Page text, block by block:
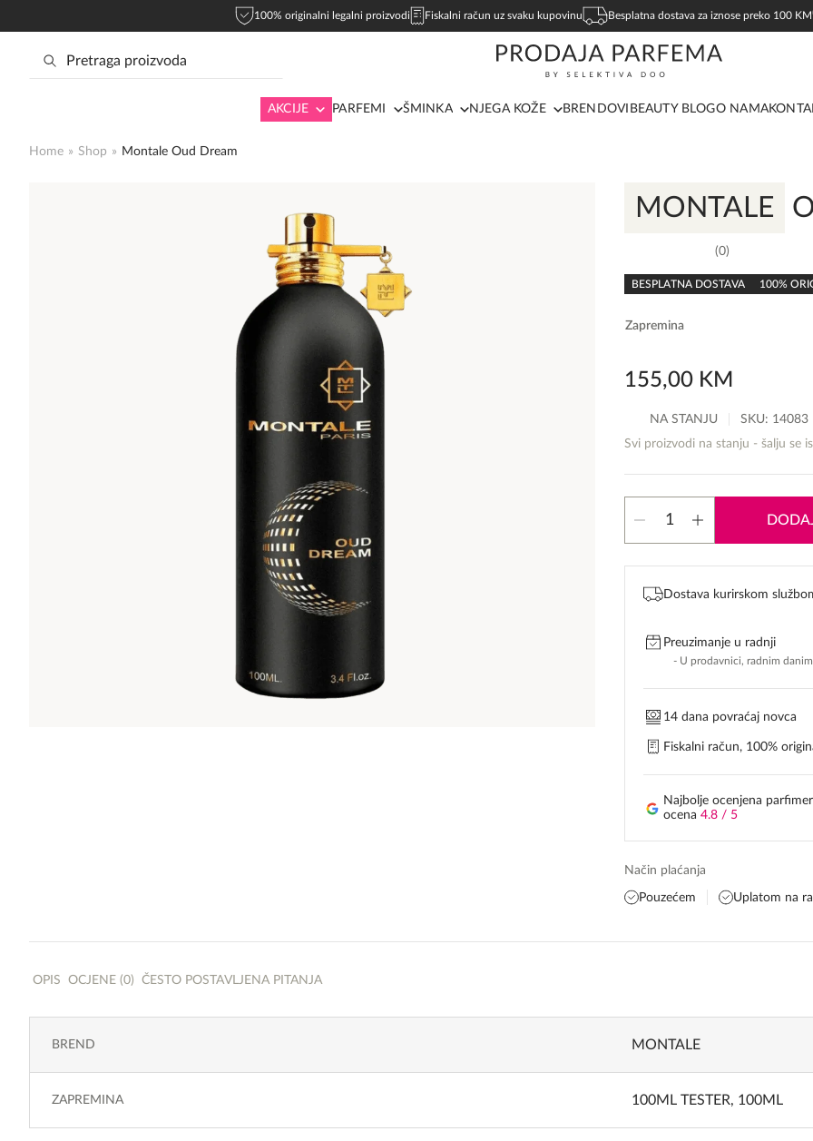
100% originalni legalni proizvodi Fiskalni račun uz svaku kupovinu Besplatna dostava za iznose preko 100 KM
AKCIJE PARFEMI ŠMINKA NJEGA KOŽE BRENDOVI BEAUTY BLOGO NAMA
Home » Shop » Montale Oud Dream
MONTALE
rating
0
BESPLATNA DOSTAVA 100%
Zapremina
155,00 KM
NA STANJU SKU: 14083
Svi proizvodi na stanju - šalju se
Montale
Dream
količina
Dostava kurirskom
Preuzimanje u radnji
- U prodavnici, radnim
14 dana povraćaj novca
Fiskalni račun, 100%
Najbolje ocenjena
ocena 4.8 / 5
Način plaćanja
Pouzećem Uplatom na
OPIS OCJENE (0) ČESTO POSTAVLJENA PITANJA
BREND MONTALE
ZAPREMINA 100ML TESTER, 100ML